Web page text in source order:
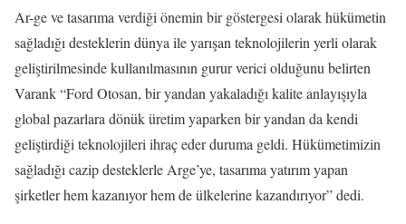
Ar-ge ve tasarıma verdiği önemin bir göstergesi olarak hükümetin
sağladığı desteklerin dünya ile yarışan teknolojilerin yerli olarak
geliştirilmesinde kullanılmasının gurur verici olduğunu belirten
Varank “Ford Otosan, bir yandan yakaladığı kalite anlayışıyla
global pazarlara dönük üretim yaparken bir yandan da kendi
geliştirdiği teknolojileri ihraç eder duruma geldi. Hükümetimizin
sağladığı cazip desteklerle Arge’ye, tasarıma yatırım yapan
şirketler hem kazanıyor hem de ülkelerine kazandırıyor” dedi.